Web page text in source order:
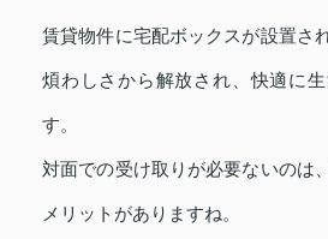
賃貸物件に宅配ボックスが設置さ
煩わしさから解放され、快適に
す。
対面での受け取りが必要ないのは
メリットがありますね。